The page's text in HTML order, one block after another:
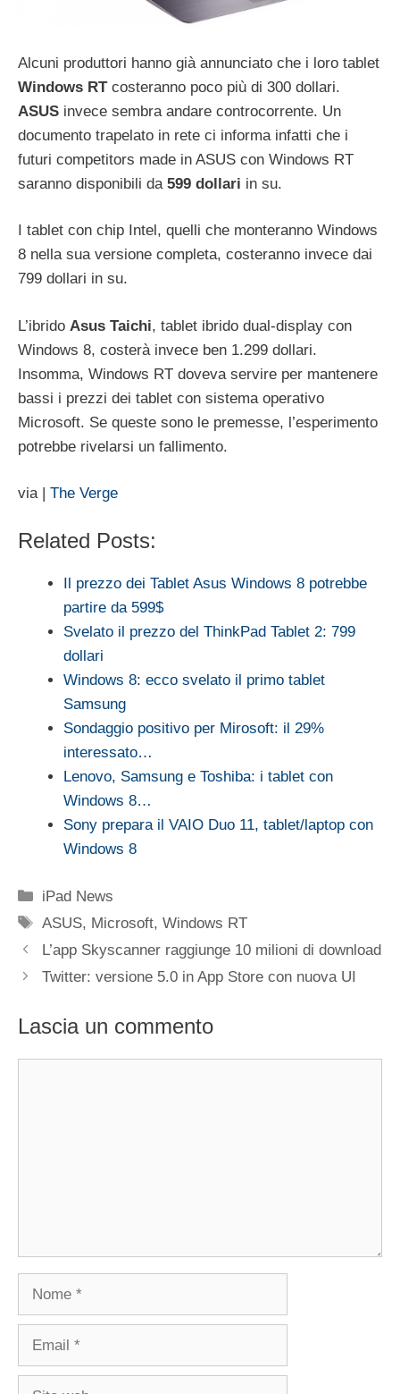
Alcuni produttori hanno già annunciato che i loro tablet
Windows RTcosteranno poco più di 300 dollari.
ASUS invece sembra andare controcorrente. Un
documento trapelato in rete ci informa infatti che i
futuri competitors made in ASUS con Windows RT
saranno disponibili da 599 dollari in su.
I tablet con chip Intel, quelli che monteranno Windows
8 nella sua versione completa, costeranno invece dai
799 dollari in su.
L’ibrido Asus Taichi, tablet ibrido dual-display con
Windows 8, costerà invece ben 1.299 dollari.
Insomma, Windows RT doveva servire per mantenere
bassi i prezzi dei tablet con sistema operativo
Microsoft. Se queste sono le premesse, l’esperimento
potrebbe rivelarsi un fallimento.
via | The Verge
Related Posts:
Il prezzo dei Tablet Asus Windows 8 potrebbe
partire da 599$
Svelato il prezzo del ThinkPad Tablet 2: 799
dollari
Windows 8: ecco svelato il primo tablet
Samsung
Sondaggio positivo per Mirosoft: il 29%
interessato…
Lenovo, Samsung e Toshiba: i tablet con
Windows 8…
Sony prepara il VAIO Duo 11, tablet/laptop con
Windows 8
Categorie
iPad News
Tag
ASUS, Microsoft,Windows RT
L’app Skyscanner raggiunge 10 milioni di download
Twitter: versione 5.0 in App Store con nuova UI
Lascia un commento